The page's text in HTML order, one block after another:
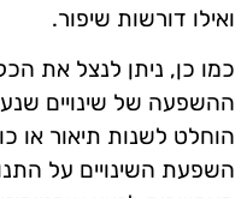
ואילו דורשות שיפור.
כמו כן, ניתן לנצל את
ההשפעה של שינויים
הוחלט לשנות תיאור או
השפעת השינויים על